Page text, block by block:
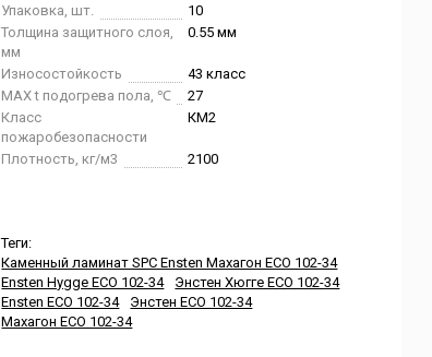
Упаковка, шт.
10
Толщина защитного слоя,
мм
0.55 мм
Износостойкость
43 класс
MAX t подогрева пола, ℃
27
Класс
пожаробезопасности
КМ2
Плотность, кг/м3 2100
Теги:
Каменный ламинат SPC Ensten Махагон ЕCО 102-34
Ensten Hygge ЕCО 102-34
Энстен Хюгге ЕCО 102-34
Ensten ЕCО 102-34
Энстен ЕCО 102-34
Махагон ЕCО 102-34